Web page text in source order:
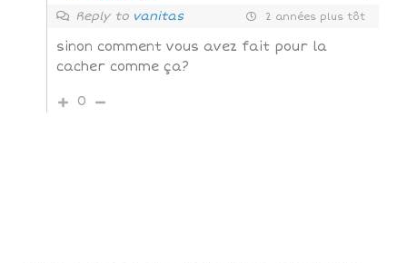
Reply to vanitas 2 années plus tôt
sinon comment vous avez fait pour la
cacher comme ça?
0